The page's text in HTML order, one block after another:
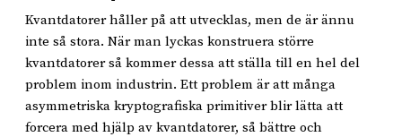
Kvantdatorer håller på att utvecklas, men de är ännu
inte så stora. När man lyckas konstruera större
kvantdatorer så kommer dessa att ställa till en hel del
problem inom industrin. Ett problem är att många
asymmetriska kryptografiska primitiver blir lätta att
forcera med hjälp av kvantdatorer, så bättre och